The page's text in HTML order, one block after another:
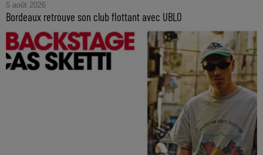
5 août 2026
Bordeaux retrouve son club flottant avec UBLO